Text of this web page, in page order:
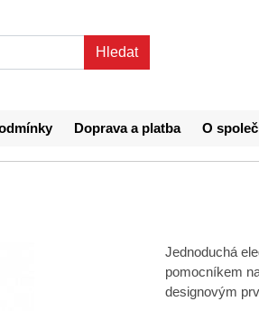
Doprava a platba O
Jednoduchá
pomocníkem
designovým